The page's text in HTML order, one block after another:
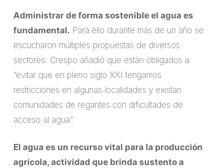
Administrar de forma sostenible el agua es
fundamental. Para ello durante más de un año se
escucharon múltiples propuestas de diversos
sectores. Crespo añadió que están obligados a
“evitar que en pleno siglo XXI tengamos
restricciones en algunas localidades y existan
comunidades de regantes con dificultades de
acceso al agua”.
El agua es un recurso vital para la producción
agrícola, actividad que brinda sustento a